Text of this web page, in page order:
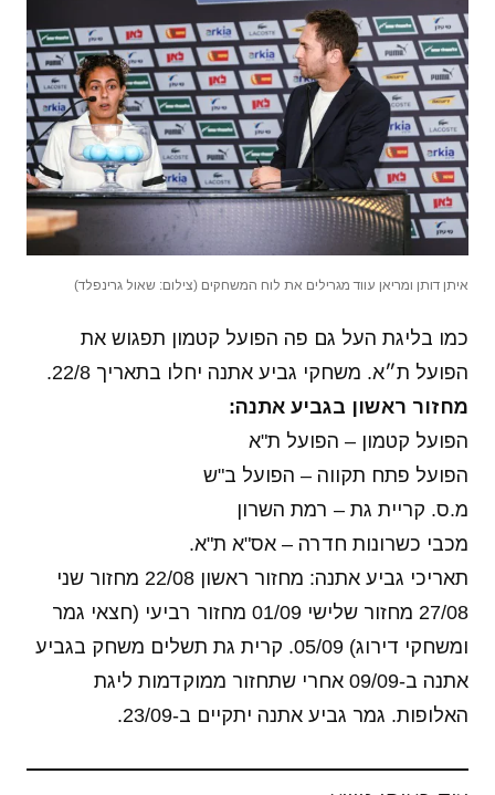
איתן דותן ומריאן עווד מגרילים את לוח המשחקים (צילום: שאול גרינפלד)
כמו בליגת העל גם פה הפועל קטמון תפגוש את
הפועל ת״א. משחקי גביע אתנה יחלו בתאריך 22/8.
מחזור ראשון בגביע אתנה:
הפועל קטמון – הפועל ת"א
הפועל פתח תקווה – הפועל ב"ש
מ.ס. קריית גת – רמת השרון
מכבי כשרונות חדרה – אס"א ת"א.
תאריכי גביע אתנה: מחזור ראשון 22/08 מחזור שני
27/08 מחזור שלישי 01/09 מחזור רביעי (חצאי גמר
ומשחקי דירוג) 05/09. קרית גת תשלים משחק בגביע
אתנה ב-09/09 אחרי שתחזור ממוקדמות ליגת
האלופות. גמר גביע אתנה יתקיים ב-23/09.